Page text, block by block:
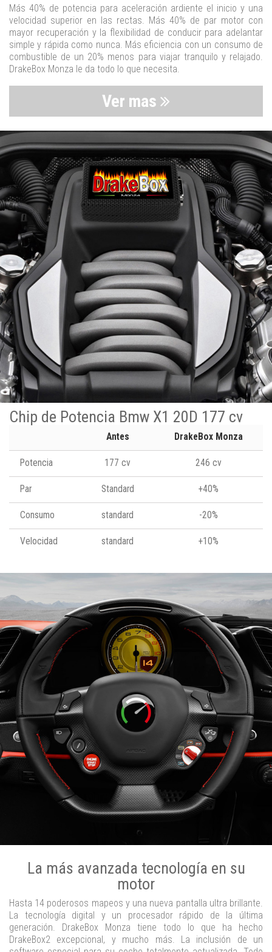
Más 40% de potencia para aceleración ardiente el inicio y una
velocidad superior en las rectas. Más 40% de par motor con
mayor recuperación y la flexibilidad de conducir para adelantar
simple y rápida como nunca. Más eficiencia con un consumo de
combustible de un 20% menos para viajar tranquilo y relajado.
DrakeBox Monza le da todo lo que necesita.
Ver mas
Chip de Potencia Bmw X1 20D 177 cv
Antes DrakeBox Monza
Potencia 177 cv 246 cv
Par Standard +40%
Consumo standard -20%
Velocidad standard +10%
La más avanzada tecnología en su
motor
Hasta 14 poderosos mapeos y una nueva pantalla ultra brillante.
La tecnología digital y un procesador rápido de la última
generación. DrakeBox Monza tiene todo lo que ha hecho
DrakeBox2 excepcional, y mucho más. La inclusión de un